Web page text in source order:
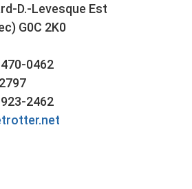
D.-Levesque Est
G0C 2K0
0462
2462